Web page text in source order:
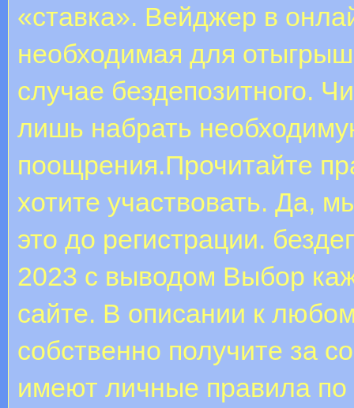
«ставка». Вейджер в
необходимая для
случае бездепозитного.
лишь набрать
поощрения.Прочитайте
хотите участвовать. Да,
это до регистрации.
2023 с выводом Выбор
сайте. В описании к
собственно получите за
имеют личные правила